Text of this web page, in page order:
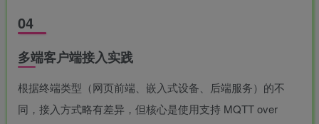
04
多端客户端接入实践
根据终端类型（网页前端、嵌入式设备、后端服务）的不
同，接入方式略有差异，但核心是使用支持 MQTT over